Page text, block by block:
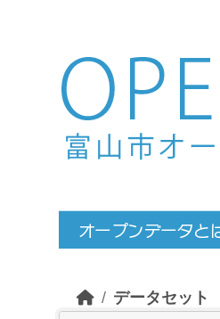
Skip to main content
データセット